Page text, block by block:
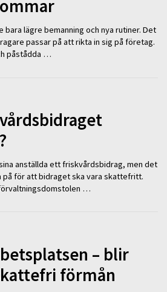
lägre bemanning och nya rutiner. Det
passar på att rikta in sig på företag.
påstådda …
anställda ett friskvårdsbidrag, men det
på för att bidraget ska vara skattefritt.
…
– blir
förmån